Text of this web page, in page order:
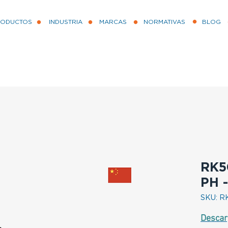
INDUSTRIA MARCAS NORMATIVAS BLOG
PH
SKU: